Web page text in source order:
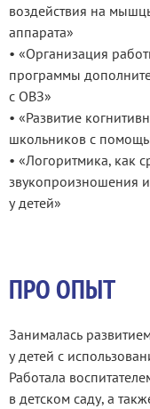
воздействия на
аппарата»
•⁠ «Организация
программы
с ОВЗ»
•⁠ «Развитие
школьников с
•⁠ ⁠«Логоритмика, как
звукопроизношения
у детей»
ПРО ОПЫТ
Занималась
у детей с
Работала
в детском саду, а